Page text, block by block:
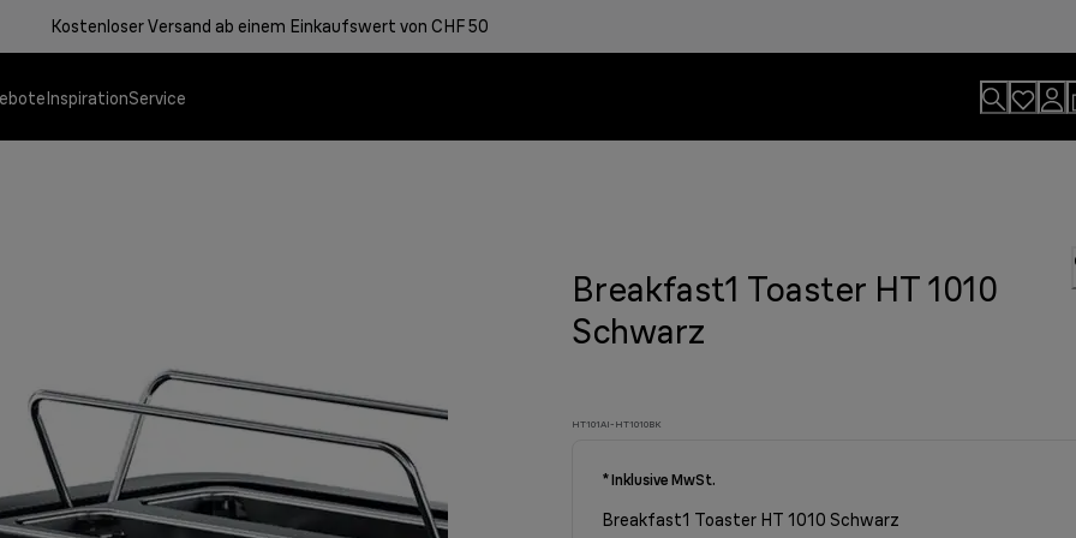
Kostenloser Versand ab einem Einkaufswert von CHF 50
InspirationService
Breakfast1 Toaster HT 1010
Schwarz
HT101AI-HT1010BK
* Inklusive MwSt.
Breakfast1 Toaster HT 1010 Schwarz